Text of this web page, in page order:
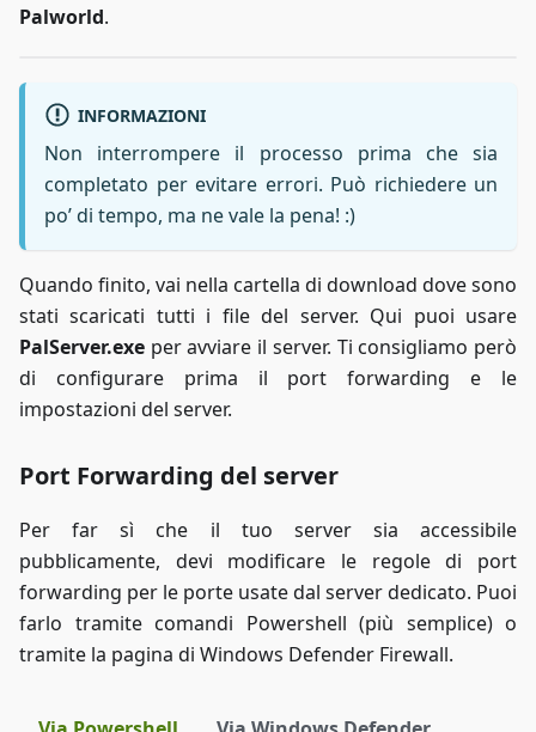
Palworld.
INFORMAZIONI
Non interrompere il processo prima che sia
completato per evitare errori. Può richiedere un
po’ di tempo, ma ne vale la pena! :)
Quando finito, vai nella cartella di download dove sono
stati scaricati tutti i file del server. Qui puoi usare
PalServer.exe per avviare il server. Ti consigliamo però
di configurare prima il port forwarding e le
impostazioni del server.
Port Forwarding del server
Per far sì che il tuo server sia accessibile
pubblicamente, devi modificare le regole di port
forwarding per le porte usate dal server dedicato. Puoi
farlo tramite comandi Powershell (più semplice) o
tramite la pagina di Windows Defender Firewall.